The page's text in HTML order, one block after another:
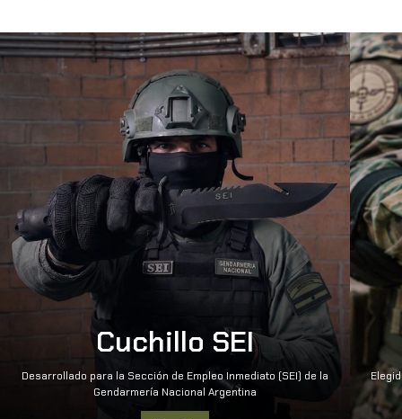
Cuchillo SEI
Desarrollado para la Sección de Empleo Inmediato (SEI) de la
Gendarmería Nacional Argentina